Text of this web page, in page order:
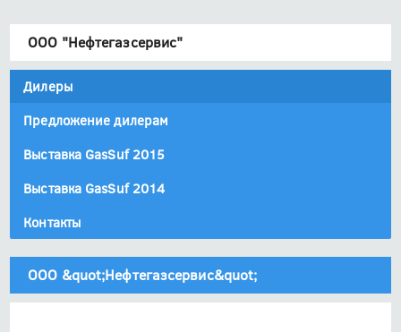
ООО "Нефтегазсервис"
Дилеры
Предложение дилерам
Выставка GasSuf 2015
Выставка GasSuf 2014
Контакты
ООО &quot;Нефтегазсервис&quot;